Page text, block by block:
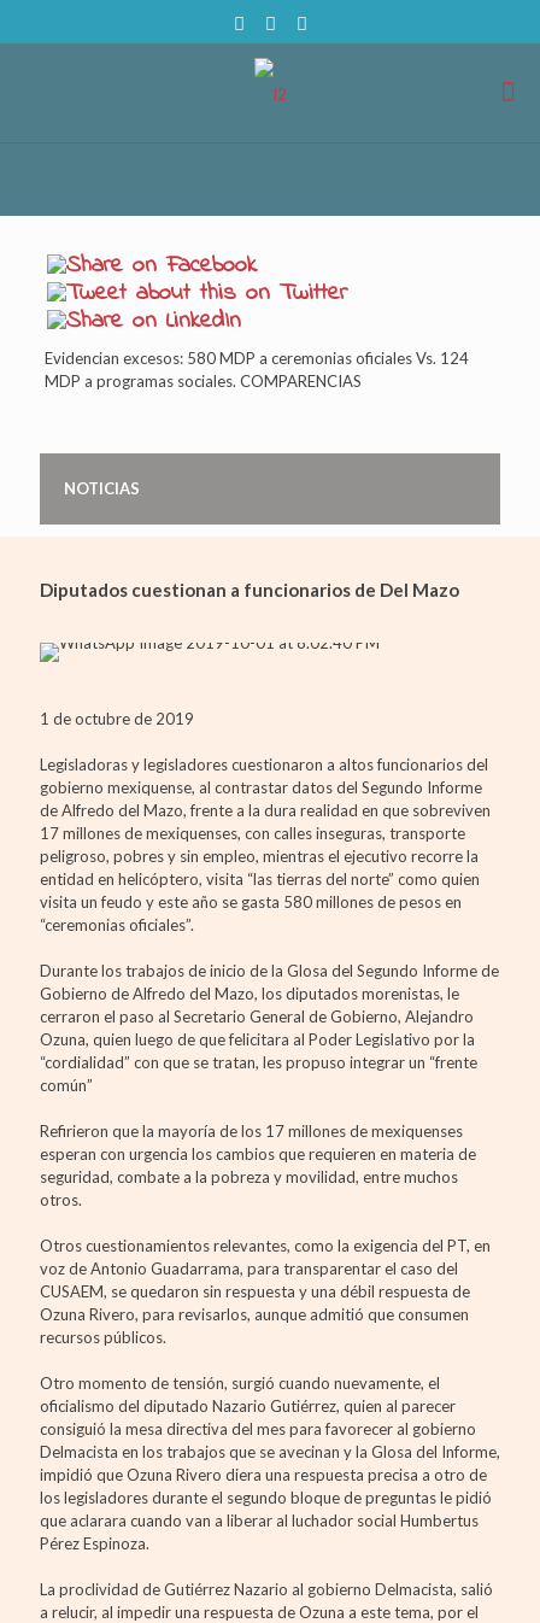
Evidencian excesos: 580 MDP a ceremonias oficiales Vs. 124
MDP a programas sociales. COMPARENCIAS
NOTICIAS
Diputados cuestionan a funcionarios de Del Mazo
1 de octubre de 2019
Legisladoras y legisladores cuestionaron a altos funcionarios del
gobierno mexiquense, al contrastar datos del Segundo Informe
de Alfredo del Mazo, frente a la dura realidad en que sobreviven
17 millones de mexiquenses, con calles inseguras, transporte
peligroso, pobres y sin empleo, mientras el ejecutivo recorre la
entidad en helicóptero, visita “las tierras del norte” como quien
visita un feudo y este año se gasta 580 millones de pesos en
“ceremonias oficiales”.
Durante los trabajos de inicio de la Glosa del Segundo Informe de
Gobierno de Alfredo del Mazo, los diputados morenistas, le
cerraron el paso al Secretario General de Gobierno, Alejandro
Ozuna, quien luego de que felicitara al Poder Legislativo por la
“cordialidad” con que se tratan, les propuso integrar un “frente
común”
Refirieron que la mayoría de los 17 millones de mexiquenses
esperan con urgencia los cambios que requieren en materia de
seguridad, combate a la pobreza y movilidad, entre muchos
otros.
Otros cuestionamientos relevantes, como la exigencia del PT, en
voz de Antonio Guadarrama, para transparentar el caso del
CUSAEM, se quedaron sin respuesta y una débil respuesta de
Ozuna Rivero, para revisarlos, aunque admitió que consumen
recursos públicos.
Otro momento de tensión, surgió cuando nuevamente, el
oficialismo del diputado Nazario Gutiérrez, quien al parecer
consiguió la mesa directiva del mes para favorecer al gobierno
Delmacista en los trabajos que se avecinan y la Glosa del Informe,
impidió que Ozuna Rivero diera una respuesta precisa a otro de
los legisladores durante el segundo bloque de preguntas le pidió
que aclarara cuando van a liberar al luchador social Humbertus
Pérez Espinoza.
La proclividad de Gutiérrez Nazario al gobierno Delmacista, salió
a relucir, al impedir una respuesta de Ozuna a este tema, por el